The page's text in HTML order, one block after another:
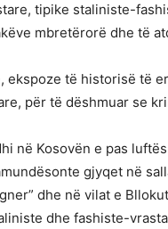
tipike staliniste-
mbretërorë dhe të
ekspoze të historisë të
për të dëshmuar se
në Kosovën e pas
gjyqet në
dhe në vilat e
dhe fashiste-